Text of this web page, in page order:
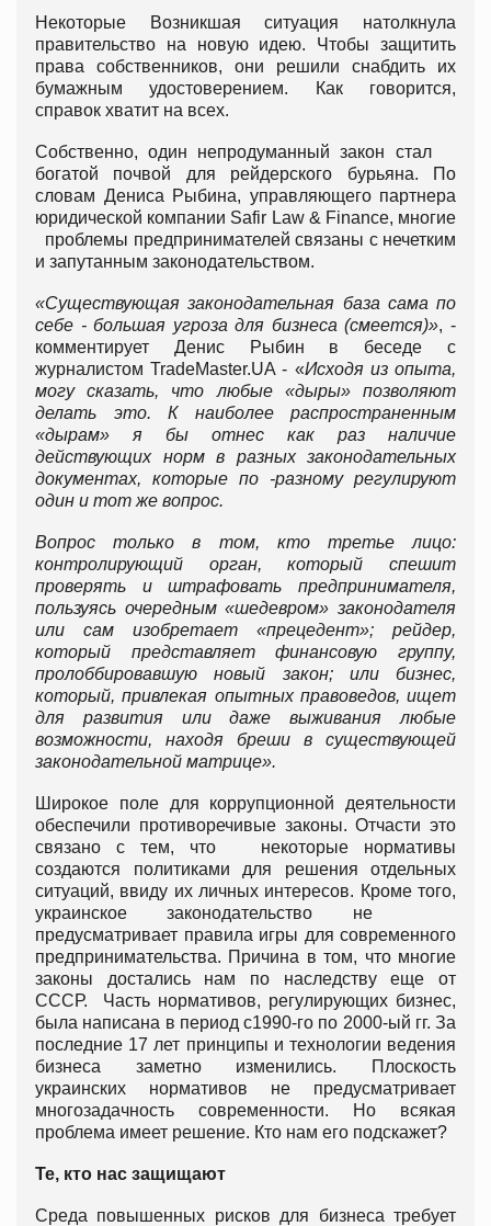
Некоторые Возникшая ситуация натолкнула
правительство на новую идею. Чтобы защитить
права собственников, они решили снабдить их
бумажным удостоверением. Как говорится,
справок хватит на всех.
Собственно, один непродуманный закон стал
богатой почвой для рейдерского бурьяна. По
словам Дениса Рыбина, управляющего партнера
юридической компании Safir Law & Finance, многие
проблемы предпринимателей связаны с нечетким
и запутанным законодательством.
«Существующая законодательная база сама по
себе - большая угроза для бизнеса(смеется)», -
комментирует Денис Рыбин в беседе с
журналистом TradeMaster.UA - «Исходя из опыта,
могу сказать, что любые «дыры» позволяют
делать это. К наиболее распространенным
«дырам» я бы отнес как раз наличие
действующих норм в разных законодательных
документах, которые по -разному регулируют
один и тот же вопрос.
Вопрос только в том, кто третье лицо:
контролирующий орган, который спешит
проверять и штрафовать предпринимателя,
пользуясь очередным «шедевром» законодателя
или сам изобретает «прецедент»; рейдер,
который представляет финансовую группу,
пролоббировавшую новый закон; или бизнес,
который, привлекая опытных правоведов, ищет
для развития или даже выживания любые
возможности, находя бреши в существующей
законодательной матрице».
Широкое поле для коррупционной деятельности
обеспечили противоречивые законы. Отчасти это
связано с тем, что некоторые нормативы
создаются политиками для решения отдельных
ситуаций, ввиду их личных интересов. Кроме того,
украинское законодательство не
предусматривает правила игры для современного
предпринимательства. Причина в том, что многие
законы достались нам по наследству еще от
СССР. Часть нормативов, регулирующих бизнес,
была написана в период с1990-го по 2000-ый гг. За
последние 17 лет принципы и технологии ведения
бизнеса заметно изменились. Плоскость
украинских нормативов не предусматривает
многозадачность современности. Но всякая
проблема имеет решение. Кто нам его подскажет?
Те, кто нас защищают
Среда повышенных рисков для бизнеса требует